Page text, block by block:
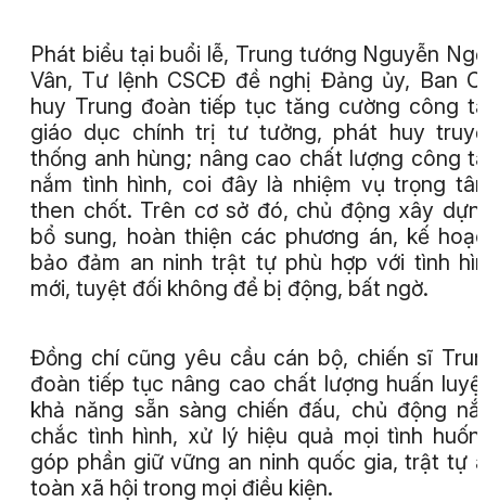
Phát biểu tại buổi lễ, Trung tướng Nguyễn
Vân, Tư lệnh CSCĐ đề nghị Đảng ủy, Ban
huy Trung đoàn tiếp tục tăng cường công
giáo dục chính trị tư tưởng, phát huy
thống anh hùng; nâng cao chất lượng công
nắm tình hình, coi đây là nhiệm vụ trọng
then chốt. Trên cơ sở đó, chủ động xây
bổ sung, hoàn thiện các phương án, kế
bảo đảm an ninh trật tự phù hợp với tình
mới, tuyệt đối không để bị động, bất ngờ.
Đồng chí cũng yêu cầu cán bộ, chiến sĩ
đoàn tiếp tục nâng cao chất lượng huấn
khả năng sẵn sàng chiến đấu, chủ động
chắc tình hình, xử lý hiệu quả mọi tình
góp phần giữ vững an ninh quốc gia, trật tự
toàn xã hội trong mọi điều kiện.